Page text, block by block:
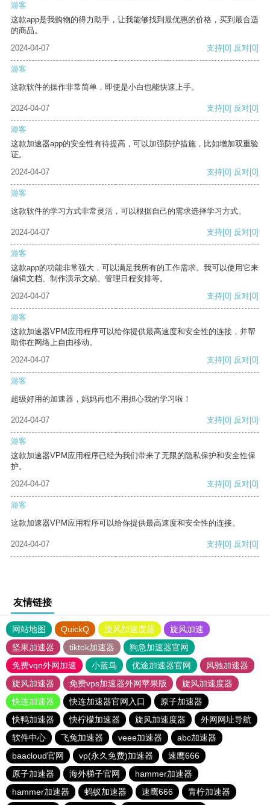
游客
这款app是我购物的得力助手，让我能够找到最优惠的价格，买到最合适
的商品。
2024-04-07
支持[0] 反对[0]
游客
这款软件的操作非常简单，即使是小白也能快速上手。
2024-04-07 支持[0] 反对[0]
游客
这款加速器app的安全性有待提高，可以加强防护措施，比如增加双重验
证。
2024-04-07
支持[0] 反对[0]
游客
这款软件的学习方式非常灵活，可以根据自己的需求选择学习方式。
2024-04-07 支持[0] 反对[0]
游客
这款app的功能非常强大，可以满足我所有的工作需求。我可以使用它来
编辑文档、制作演示文稿、管理日程安排等。
2024-04-07
支持[0] 反对[0]
游客
这款加速器VPM应用程序可以给你提供最高速度和安全性的连接，并帮
助你在网络上自由移动。
2024-04-07
支持[0] 反对[0]
游客
超级好用的加速器，妈妈再也不用担心我的学习啦！
2024-04-07 支持[0] 反对[0]
游客
这款加速器VPM应用程序已经为我们带来了无限的隐私保护和安全性保
护。
2024-04-07
支持[0] 反对[0]
游客
这款加速器VPM应用程序可以给你提供最高速度和安全性的连接。
2024-04-07 支持[0] 反对[0]
友情链接
网站地图 QuickQ 旋风加速度器
旋风加速
坚果加速器
tiktok加速器
狗急加速器官网
免费vqn外网加速
小蓝鸟 优途加速器官网
风驰加速器
旋风加速器
免费vps加速器外网苹果版
旋风加速度器
快连加速器
快连加速器官网入口
原子加速器
快鸭加速器
快柠檬加速器 旋风加速度器
外网网址导航
软件中心
飞兔加速器 veee加速器
abc加速器
baacloud官网
vp(永久免费)加速器
速鹰666
原子加速器
海外梯子官网
hammer加速器
hammer加速器
蚂蚁加速器 速鹰666 青柠加速器